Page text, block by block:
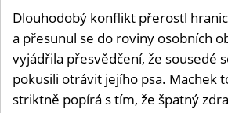
Dlouhodobý konflikt přerostl
a přesunul se do roviny osobních
vyjádřila přesvědčení, že sousedé
pokusili otrávit jejího psa. Machek
striktně popírá s tím, že špatný